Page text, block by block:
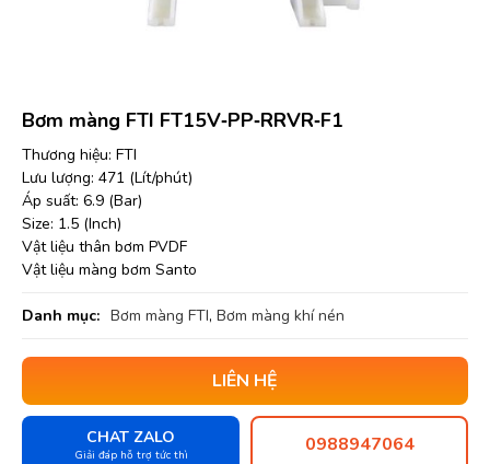
Bơm màng FTI FT15V‐PP‐RRVR‐F1
Thương hiệu: FTI
Lưu lượng: 471 (Lít/phút)
Áp suất: 6.9 (Bar)
Size: 1.5 (Inch)
Vật liệu thân bơm PVDF
Vật liệu màng bơm Santo
Danh mục: Bơm màng FTI, Bơm màng khí nén
LIÊN HỆ
CHAT ZALO
Giải đáp hỗ trợ tức thì 0988947064